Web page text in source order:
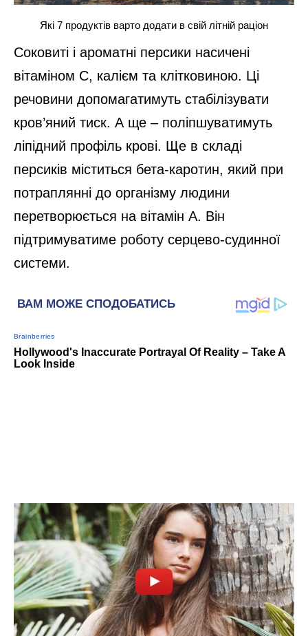
Які 7 продуктів варто додати в свій літній раціон
Соковиті і ароматні персики насичені
вітаміном С, калієм та клітковиною. Ці
речовини допомагатимуть стабілізувати
кров’яний тиск. А ще – поліпшуватимуть
ліпідний профіль крові. Ще в складі
персиків міститься бета-каротин, який при
потраплянні до організму людини
перетворюється на вітамін А. Він
підтримуватиме роботу серцево-судинної
системи.